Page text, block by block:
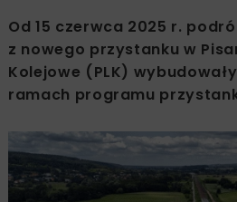
Od 15 czerwca 2025 r.
z nowego przystanku w
Kolejowe (PLK)
ramach programu